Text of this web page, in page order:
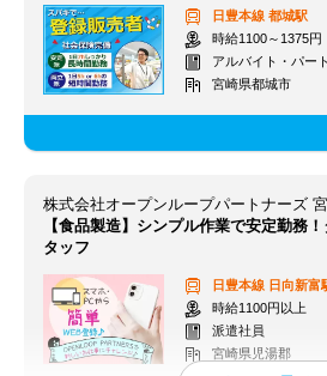
日豊本線 都城駅
時給1100～1375円
アルバイト・パート
宮崎県都城市
【食品製造】シンプル作業で安定勤務
タッフ
日豊本線 日向新富
時給1100円以上
派遣社員
宮崎県児湯郡